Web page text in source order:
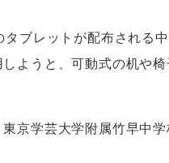
ブレットが配布される
ようと、可動式の机や椅
京学芸大学附属竹早中